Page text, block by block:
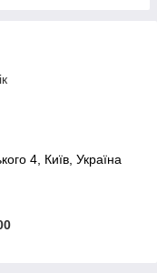
4, Київ, Україна